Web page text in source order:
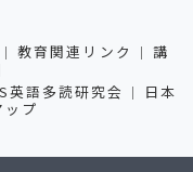
教育関連リンク
講
英語多読研究会
日本
ップ